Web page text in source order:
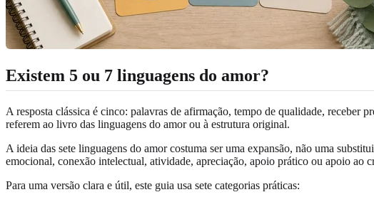
Existem 5 ou 7 linguagens do amor?
A resposta clássica é cinco: palavras de afirmação, tempo de qualidade, receber
referem ao livro das linguagens do amor ou à estrutura original.
A ideia das sete linguagens do amor costuma ser uma expansão, não uma
emocional, conexão intelectual, atividade, apreciação, apoio prático ou apoio ao
Para uma versão clara e útil, este guia usa sete categorias práticas: